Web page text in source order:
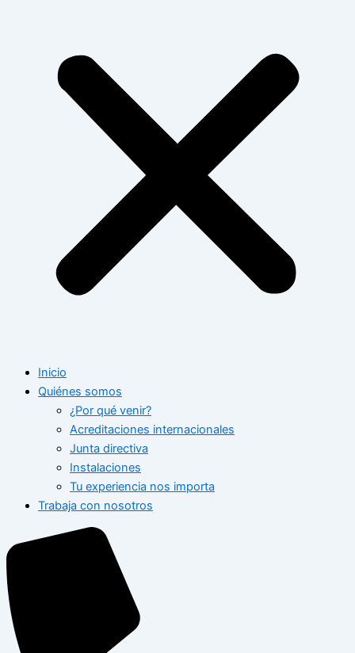
Inicio
Quiénes somos
¿Por qué venir?
Acreditaciones internacionales
Junta directiva
Instalaciones
Tu experiencia nos importa
Trabaja con nosotros